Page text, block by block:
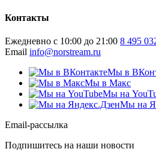
Контакты
Ежедневно с 10:00 до 21:00 8 495
Email info@norstream.ru
Мы в
Мы в Макс
Мы на
Мы на
Email-рассылка
Подпишитесь на наши новости